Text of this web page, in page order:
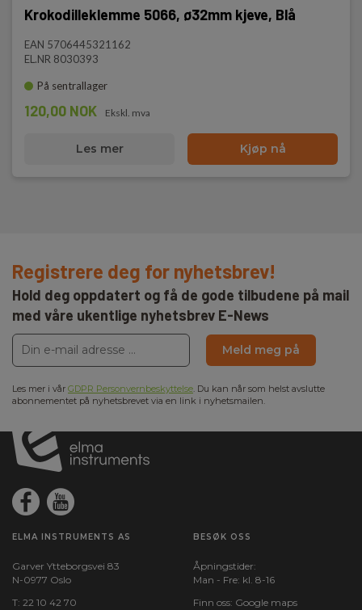
Krokodilleklemme 5066, ø32mm kjeve, Blå
EAN 5706445321162
EL.NR 8030393
På sentrallager
120,00 NOK Ekskl. mva
Les mer Kjøp nå
Registrere deg for nyhetsbrev!
Hold deg oppdatert og få de gode tilbudene på mail
med våre ukentlige nyhetsbrev E-News
Meld meg på
Les mer i vår GDPR Personvernbeskyttelse. Du kan når som helst avslutte
abonnementet på nyhetsbrevet via en link i nyhetsmailen.
ELMA INSTRUMENTS AS
Garver Ytteborgsvei 83
N-0977 Oslo
T: 22 10 42 70
BESØK OSS
Åpningstider:
Man - Fre: kl. 8-16
Finn oss: Google maps